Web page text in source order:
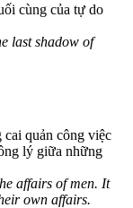
cùng của tự do
last shadow of
quản công việc
lý giữa những
affairs of men. It
own affairs.